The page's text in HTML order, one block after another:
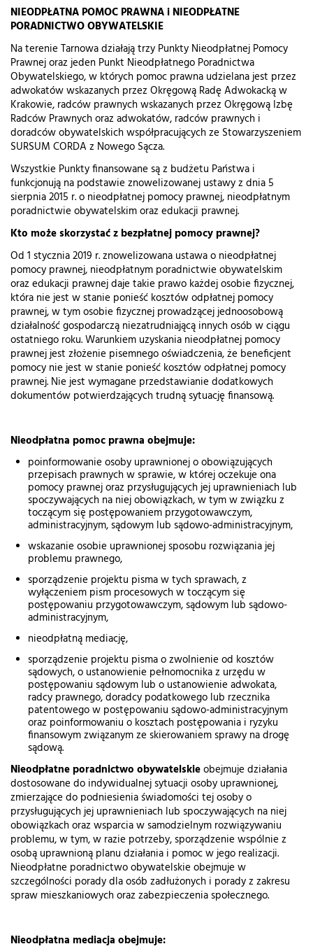
NIEODPŁATNA POMOC PRAWNA i NIEODPŁATNE
PORADNICTWO OBYWATELSKIE
Na terenie Tarnowa działają trzy Punkty Nieodpłatnej Pomocy
Prawnej oraz jeden Punkt Nieodpłatnego Poradnictwa
Obywatelskiego, w których pomoc prawna udzielana jest przez
adwokatów wskazanych przez Okręgową Radę Adwokacką w
Krakowie, radców prawnych wskazanych przez Okręgową Izbę
Radców Prawnych oraz adwokatów, radców prawnych i
doradców obywatelskich współpracujących ze Stowarzyszeniem
SURSUM CORDA z Nowego Sącza.
Wszystkie Punkty finansowane są z budżetu Państwa i
funkcjonują na podstawie znowelizowanej ustawy z dnia 5
sierpnia 2015 r. o nieodpłatnej pomocy prawnej, nieodpłatnym
poradnictwie obywatelskim oraz edukacji prawnej.
Kto może skorzystać z bezpłatnej pomocy prawnej?
Od 1 stycznia 2019 r. znowelizowana ustawa o nieodpłatnej
pomocy prawnej, nieodpłatnym poradnictwie obywatelskim
oraz edukacji prawnej daje takie prawo każdej osobie fizycznej,
która nie jest w stanie ponieść kosztów odpłatnej pomocy
prawnej, w tym osobie fizycznej prowadzącej jednoosobową
działalność gospodarczą niezatrudniającą innych osób w ciągu
ostatniego roku. Warunkiem uzyskania nieodpłatnej pomocy
prawnej jest złożenie pisemnego oświadczenia, że beneficjent
pomocy nie jest w stanie ponieść kosztów odpłatnej pomocy
prawnej. Nie jest wymagane przedstawianie dodatkowych
dokumentów potwierdzających trudną sytuację finansową.
Nieodpłatna pomoc prawna obejmuje:
poinformowanie osoby uprawnionej o obowiązujących
przepisach prawnych w sprawie, w której oczekuje ona
pomocy prawnej oraz przysługujących jej uprawnieniach lub
spoczywających na niej obowiązkach, w tym w związku z
toczącym się postępowaniem przygotowawczym,
administracyjnym, sądowym lub sądowo-administracyjnym,
wskazanie osobie uprawnionej sposobu rozwiązania jej
problemu prawnego,
sporządzenie projektu pisma w tych sprawach, z
wyłączeniem pism procesowych w toczącym się
postępowaniu przygotowawczym, sądowym lub sądowo-
administracyjnym,
nieodpłatną mediację,
sporządzenie projektu pisma o zwolnienie od kosztów
sądowych, o ustanowienie pełnomocnika z urzędu w
postępowaniu sądowym lub o ustanowienie adwokata,
radcy prawnego, doradcy podatkowego lub rzecznika
patentowego w postępowaniu sądowo-administracyjnym
oraz poinformowaniu o kosztach postępowania i ryzyku
finansowym związanym ze skierowaniem sprawy na drogę
sądową.
Nieodpłatne poradnictwo obywatelskieobejmuje działania
dostosowane do indywidualnej sytuacji osoby uprawnionej,
zmierzające do podniesienia świadomości tej osoby o
przysługujących jej uprawnieniach lub spoczywających na niej
obowiązkach oraz wsparcia w samodzielnym rozwiązywaniu
problemu, w tym, w razie potrzeby, sporządzenie wspólnie z
osobą uprawnioną planu działania i pomoc w jego realizacji.
Nieodpłatne poradnictwo obywatelskie obejmuje w
szczególności porady dla osób zadłużonych i porady z zakresu
spraw mieszkaniowych oraz zabezpieczenia społecznego.
Nieodpłatna mediacja obejmuje: